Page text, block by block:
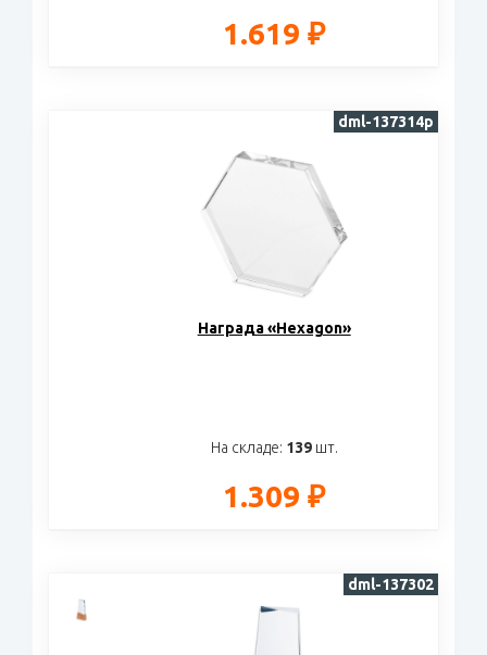
1.619 ₽
Награда «Hexagon»
На складе: 139шт.
1.309 ₽
dml-137314p
dml-137302